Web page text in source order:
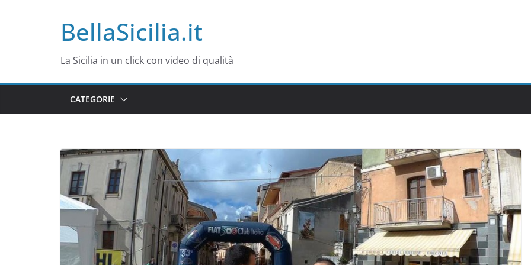
BellaSicilia.it
La Sicilia in un click con video di qualità
CATEGORIE